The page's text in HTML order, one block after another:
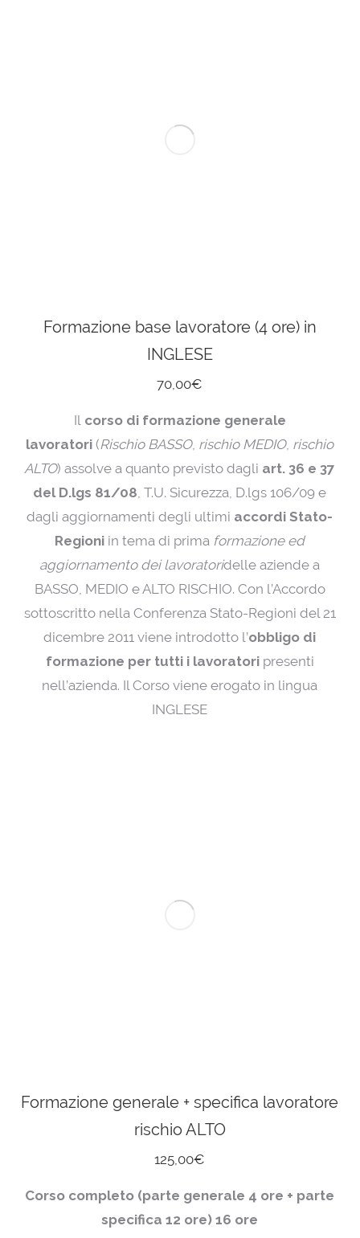
Formazione base lavoratore (4 ore) in
INGLESE
70,00€
Il corso di formazione generale
lavoratori (Rischio BASSO, rischio MEDIO, rischio
ALTO) assolve a quanto previsto dagli art. 36 e 37
del D.lgs 81/08, T.U. Sicurezza, D.lgs 106/09 e
dagli aggiornamenti degli ultimi accordi Stato-
Regioni in tema di prima formazione ed
aggiornamento dei lavoratoridelle aziende a
BASSO, MEDIO e ALTO RISCHIO. Con l’Accordo
sottoscritto nella Conferenza Stato-Regioni del 21
dicembre 2011 viene introdotto l’obbligo di
formazione per tutti i lavoratoripresenti
nell’azienda. Il Corso viene erogato in lingua
INGLESE
Formazione generale + specifica lavoratore
rischio ALTO
125,00€
Corso completo (parte generale 4 ore + parte
specifica 12 ore) 16 ore